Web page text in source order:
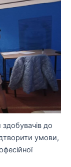
до
умови,